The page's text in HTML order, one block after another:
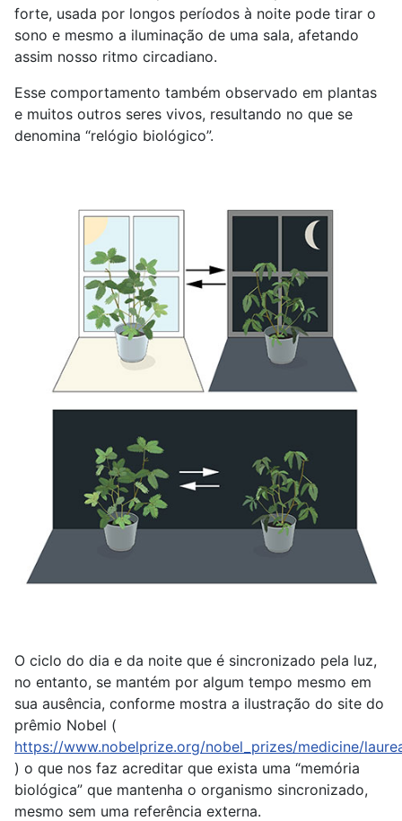
forte, usada por longos períodos à noite pode tirar o
sono e mesmo a iluminação de uma sala, afetando
assim nosso ritmo circadiano.
Esse comportamento também observado em plantas
e muitos outros seres vivos, resultando no que se
denomina “relógio biológico”.
O ciclo do dia e da noite que é sincronizado pela luz,
no entanto, se mantém por algum tempo mesmo em
sua ausência, conforme mostra a ilustração do site do
prêmio Nobel (
https://www.nobelprize.org/nobel_prizes/medicine/
) o que nos faz acreditar que exista uma “memória
biológica” que mantenha o organismo sincronizado,
mesmo sem uma referência externa.